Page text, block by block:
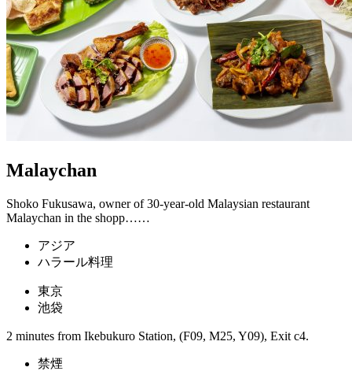
Malaychan
Shoko Fukusawa, owner of 30-year-old Malaysian restaurant
Malaychan in the shopp……
アジア
ハラール料理
東京
池袋
2 minutes from Ikebukuro Station, (F09, M25, Y09), Exit c4.
禁煙